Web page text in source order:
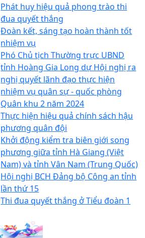
Phát huy hiệu quả phong trào thi
đua quyết thắng
Đoàn kết, sáng tạo hoàn thành tốt
nhiệm vụ
Phó Chủ tịch Thường trực UBND
tỉnh Hoàng Gia Long dự Hội nghị ra
nghị quyết lãnh đạo thực hiện
nhiệm vụ quân sự - quốc phòng
Quân khu 2 năm 2024
Thực hiện hiệu quả chính sách hậu
phương quân đội
Khởi động kiểm tra biên giới song
phương giữa tỉnh Hà Giang (Việt
Nam) và tỉnh Vân Nam (Trung Quốc)
Hội nghị BCH Đảng bộ Công an tỉnh
lần thứ 15
Thi đua quyết thắng ở Tiểu đoàn 1